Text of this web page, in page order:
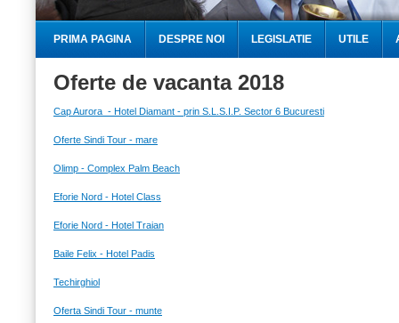
PRIMA PAGINA DESPRE NOI LEGISLATIE UTILE
Oferte de vacanta 2018
Cap Aurora - Hotel Diamant - prin S.L.S.I.P. Sector 6 Bucuresti
Oferte Sindi Tour - mare
Olimp - Complex Palm Beach
Eforie Nord - Hotel Class
Eforie Nord - Hotel Traian
Baile Felix - Hotel Padis
Techirghiol
Oferta Sindi Tour - munte